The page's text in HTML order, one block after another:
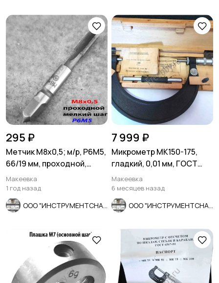
295 ₽
Метчик М8х0,5; м/р, Р6М5,
66/19 мм, проходной,
мелкий шаг, шлифов.
Макеевка
1 год назад
7 999 ₽
Микрометр МК150-175,
гладкий, 0,01 мм, ГОСТ
6507-90, СССР.
Макеевка
6 месяцев назад